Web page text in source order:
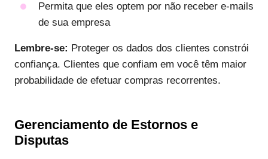
Permita que eles optem por não receber e-mails
de sua empresa
Lembre-se: Proteger os dados dos clientes constrói
confiança. Clientes que confiam em você têm maior
probabilidade de efetuar compras recorrentes.
Gerenciamento de Estornos e
Disputas